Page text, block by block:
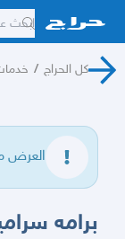
كل الحراج /
العرض
برامه